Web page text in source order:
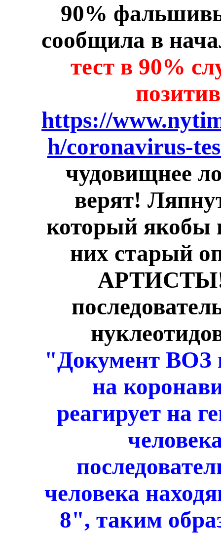
90%
сообщила в
тест в 90%
https://
h/coronavirus-
чудовищнее
верят!
который якобы
них старый
АРТИСТЫ!
"Документ ВОЗ
на
реагирует на
человека
8", таким